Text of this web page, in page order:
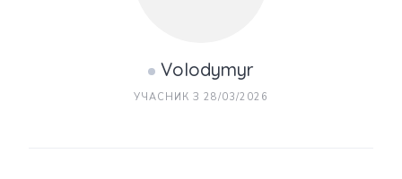
Volodymyr
УЧАСНИК З 28/03/2026